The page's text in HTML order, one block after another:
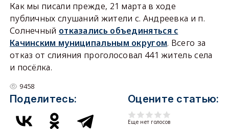
Как мы писали прежде, 21 марта в ходе
публичных слушаний жители с. Андреевка и п.
Солнечный отказались объединяться с
Качинским муниципальным округом. Всего за
отказ от слияния проголосовал 441 житель села
и посёлка.
9458
Поделитесь: Оцените статью:
Еще нет голосов